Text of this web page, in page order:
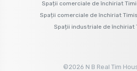
Spații comerciale de închiriat
Spații comerciale de închiriat
Spații industriale de închiriat
©2026 N B Real Tim